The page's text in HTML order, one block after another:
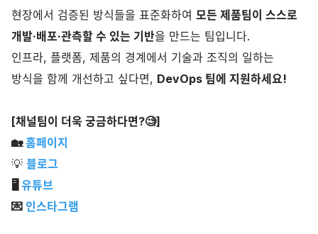
현장에서 검증된 방식들을 표준화하여 모든 제품팀이 스스로
개발·배포·관측할 수 있는 기반을 만드는 팀입니다.
인프라, 플랫폼, 제품의 경계에서 기술과 조직의 일하는
방식을 함께 개선하고 싶다면, DevOps 팀에 지원하세요!
[채널팀이 더욱 궁금하다면?🧐]
🏡홈페이지
💡 블로그
🖥 유튜브
💌 인스타그램